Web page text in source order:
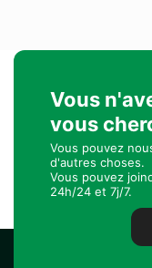
Vous
vous
Vous pouvez
d'autres choses.
Vous pouvez
24h/24 et 7j/7.